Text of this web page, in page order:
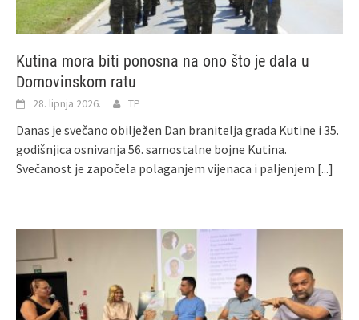
Kutina mora biti ponosna na ono što je dala u
Domovinskom ratu
28. lipnja 2026. TP
Danas je svečano obilježen Dan branitelja grada Kutine i 35.
godišnjica osnivanja 56. samostalne bojne Kutina.
Svečanost je započela polaganjem vijenaca i paljenjem [...]